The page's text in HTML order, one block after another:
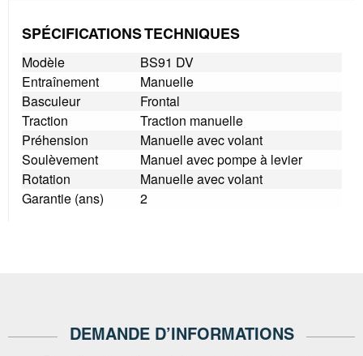
SPÉCIFICATIONS TECHNIQUES
Modèle
BS91 DV
Entraînement
Manuelle
Basculeur
Frontal
Traction
Traction manuelle
Préhension
Manuelle avec volant
Soulèvement
Manuel avec pompe à levier
Rotation
Manuelle avec volant
Garantie (ans)
2
DEMANDE D’INFORMATIONS